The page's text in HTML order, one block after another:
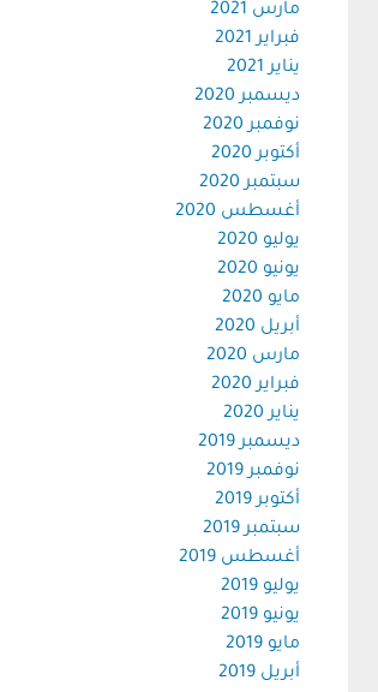
مارس 2021
فبراير 2021
يناير 2021
ديسمبر 2020
نوفمبر 2020
أكتوبر 2020
سبتمبر 2020
أغسطس 2020
يوليو 2020
يونيو 2020
مايو 2020
أبريل 2020
مارس 2020
فبراير 2020
يناير 2020
ديسمبر 2019
نوفمبر 2019
أكتوبر 2019
سبتمبر 2019
أغسطس 2019
يوليو 2019
يونيو 2019
مايو 2019
أبريل 2019